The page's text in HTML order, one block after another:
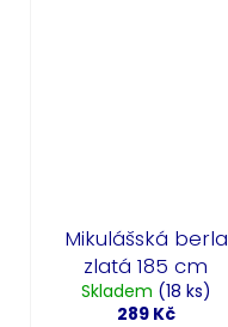
Mikulášská berla
zlatá 185 cm
Skladem (18 ks)
289 Kč